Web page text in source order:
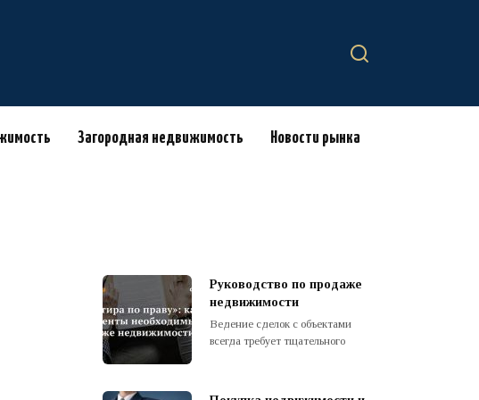
Загородная недвижимость Новости рынка
Руководство по продаже
недвижимости
Ведение сделок с объектами
всегда требует тщательного